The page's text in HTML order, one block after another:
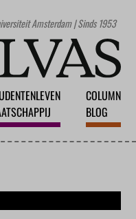
Amsterdam | Sinds 1953
COLUMN
BLOG